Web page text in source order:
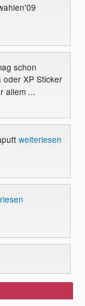
schon
oder XP Sticker
allem ...
weiterlesen